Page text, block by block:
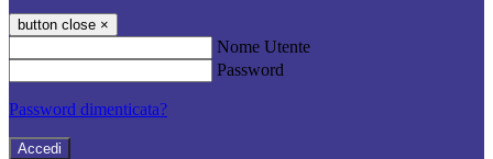
button close ×
Nome Utente
Password
Password dimenticata?